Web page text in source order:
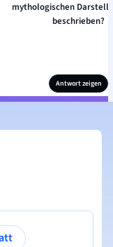
mythologischen
beschrieben?
Antwort zeigen